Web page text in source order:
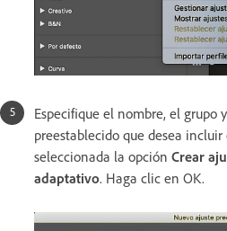
Especifique el nombre, el grupo
preestablecido que desea
seleccionada la opción Crear
adaptativo. Haga clic en OK.